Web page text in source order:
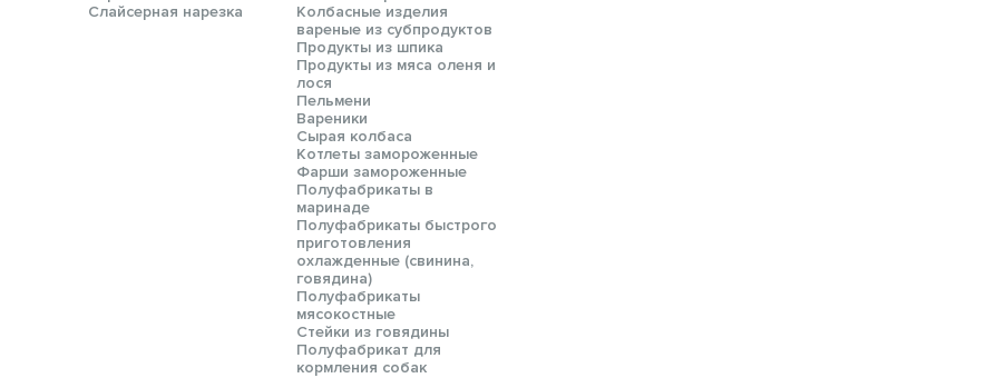
Слайсерная нарезка
Колбасные изделия
вареные из субпродуктов
Продукты из шпика
Продукты из мяса оленя и
лося
Пельмени
Вареники
Сырая колбаса
Котлеты замороженные
Фарши замороженные
Полуфабрикаты в
маринаде
Полуфабрикаты быстрого
приготовления
охлажденные (свинина,
говядина)
Полуфабрикаты
мясокостные
Стейки из говядины
Полуфабрикат для
кормления собак